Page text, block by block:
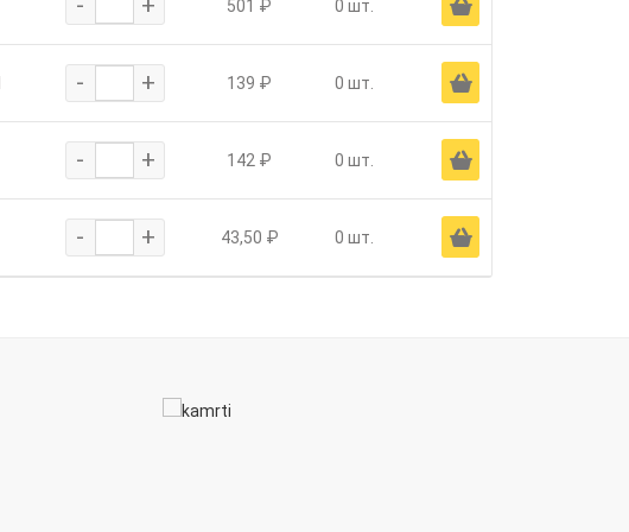
501 ₽ 0 шт.
- + 139 ₽ 0 шт. Ä
- + 142 ₽ 0 шт. Ä
- + 43,50 ₽ 0 шт. Ä